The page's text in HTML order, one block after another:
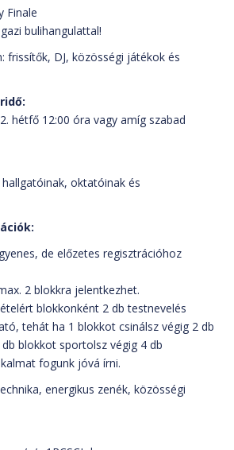
Finale
bulihangulattal!
frissítők, DJ, közösségi játékok és
hétfő 12:00 óra vagy amíg szabad
oktatóinak és
de előzetes regisztrációhoz
2 blokkra jelentkezhet.
blokkonként 2 db testnevelés
tehát ha 1 blokkot csinálsz végig 2 db
blokkot sportolsz végig 4 db
fogunk jóvá írni.
energikus zenék, közösségi